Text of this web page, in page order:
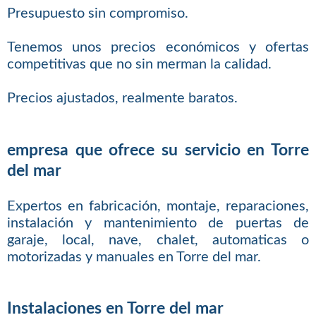
Presupuesto sin compromiso.
Tenemos unos precios económicos y ofertas
competitivas que no sin merman la calidad.
Precios ajustados, realmente baratos.
empresa que ofrece su servicio en Torre
del mar
Expertos en fabricación, montaje, reparaciones,
instalación y mantenimiento de puertas de
garaje, local, nave, chalet, automaticas o
motorizadas y manuales en Torre del mar.
Instalaciones en Torre del mar